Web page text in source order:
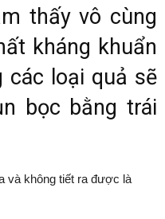
thấy vô cùng
kháng khuẩn
loại quả sẽ
bọc bằng trái
và không tiết ra được là